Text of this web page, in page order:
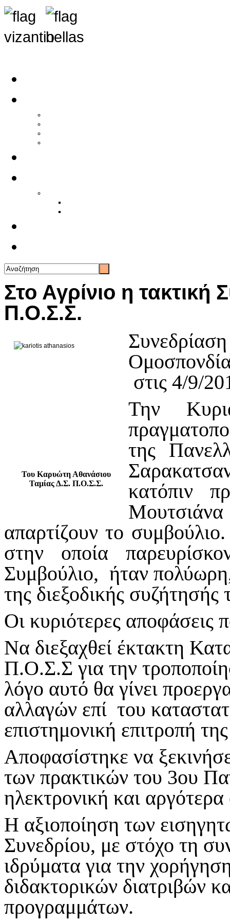
Στο Αγρίνιο η τακτική
Π.Ο.Σ.Σ.
Του Καρυώτη Αθανάσιου
Ταμίας Δ.Σ. Π.Ο.Σ.Σ.
στις 4/9/
Την
της
κατόπιν
απαρτίζουν το
στην οποία
Συμβούλιο, ήταν
της διεξοδικής συζήτησής
Οι κυριότερες αποφάσεις
Να διεξαχθεί έκτακτη
Π.Ο.Σ.Σ για την
λόγο αυτό θα γίνει
αλλαγών επί του
επιστημονική επιτροπή
Αποφασίστηκε να
των πρακτικών του 3ου
ηλεκτρονική και
Η αξιοποίηση των
Συνεδρίου, με στόχο τη
ιδρύματα για την
διδακτορικών διατριβών
προγραμμάτων.